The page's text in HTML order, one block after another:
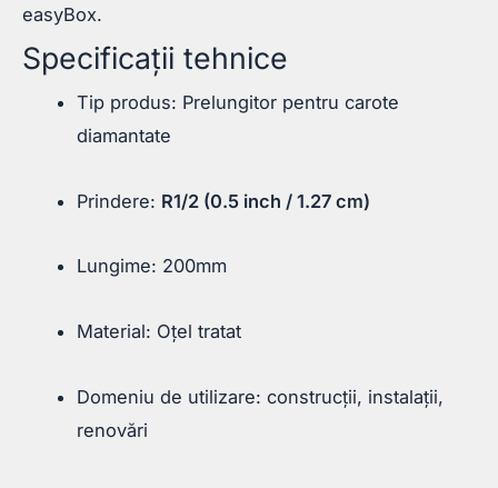
easyBox.
Specificații tehnice
Tip produs: Prelungitor pentru carote
diamantate
Prindere: R1/2 (0.5 inch / 1.27 cm)
Lungime: 200mm
Material: Oțel tratat
Domeniu de utilizare: construcții, instalații,
renovări